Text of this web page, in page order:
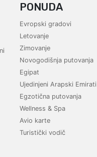
PONUDA
Evropski gradovi
Letovanje
Zimovanje
Novogodišnja putovanja
Egipat
Ujedinjeni Arapski Emirati
Egzotična putovanja
Wellness & Spa
Avio karte
Turistički vodič